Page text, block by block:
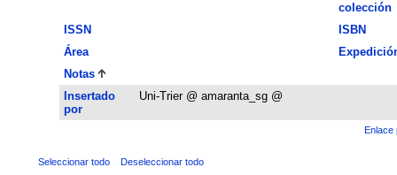
colección
ISSN
ISBN
Área
Notas
Insertado
por
Uni-Trier @ amaranta_sg @
Enlace
Seleccionar todo Deseleccionar todo